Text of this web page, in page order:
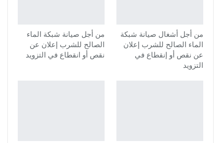
من أجل صيانة شبكة الماء
الصالح للشرب إعلان عن
نقص أو انقطاع في التزويد
من أجل أشغال صيانة شبكة
الماء الصالح للشرب إعلان
عن نقص أو إنقطاع في
التزويد